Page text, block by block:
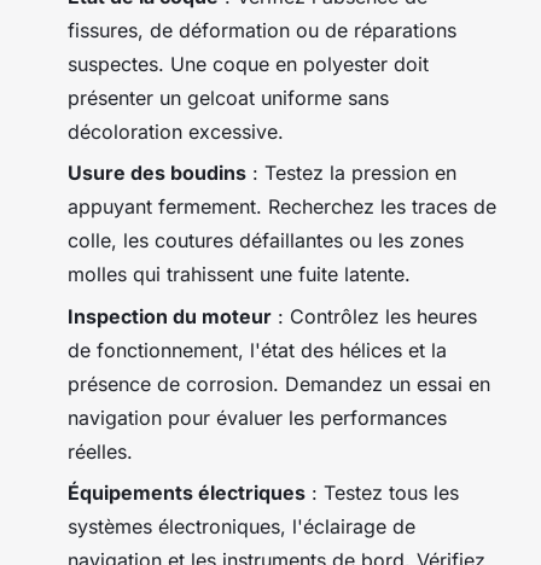
fissures, de déformation ou de réparations
suspectes. Une coque en polyester doit
présenter un gelcoat uniforme sans
décoloration excessive.
Usure des boudins : Testez la pression en
appuyant fermement. Recherchez les traces de
colle, les coutures défaillantes ou les zones
molles qui trahissent une fuite latente.
Inspection du moteur : Contrôlez les heures
de fonctionnement, l'état des hélices et la
présence de corrosion. Demandez un essai en
navigation pour évaluer les performances
réelles.
Équipements électriques : Testez tous les
systèmes électroniques, l'éclairage de